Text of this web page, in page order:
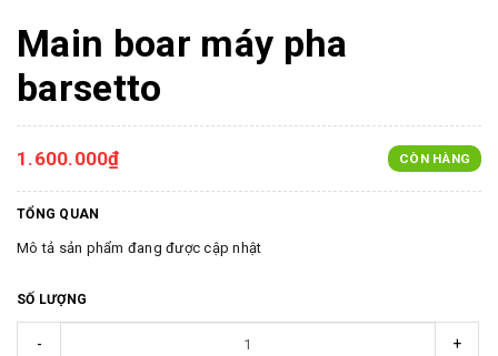
Main boar máy pha
barsetto
1.600.000₫ CÒN HÀNG
TỔNG QUAN
Mô tả sản phẩm đang được cập nhật
SỐ LƯỢNG
- +